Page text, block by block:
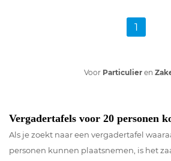
1
Bezoek
Vergadertafels voor 20 personen
Als je zoekt naar een vergadertafel
personen kunnen plaatsnemen, is het